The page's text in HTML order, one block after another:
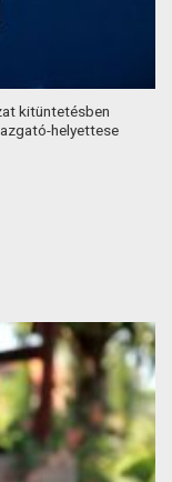
kitüntetésben
helyettese